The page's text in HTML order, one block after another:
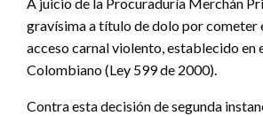
A juicio de la Procuraduría Merchán
gravísima a título de dolo por cometer
acceso carnal violento, establecido en
Colombiano (Ley 599 de 2000).
Contra esta decisión de segunda